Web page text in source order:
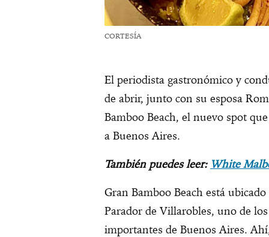
CORTESÍA
El periodista gastronómico y
de abrir, junto con su esposa
Bamboo Beach, el nuevo spot
a Buenos Aires.
También puedes leer: White
Gran Bamboo Beach está
Parador de Villarobles, uno de
importantes de Buenos Aires.